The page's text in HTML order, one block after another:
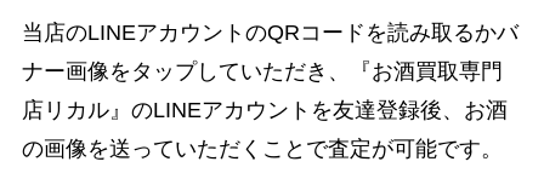
当店のLINEアカウントのQRコードを読み取るかバ
ナー画像をタップしていただき、『お酒買取専門
店リカル』のLINEアカウントを友達登録後、お酒
の画像を送っていただくことで査定が可能です。